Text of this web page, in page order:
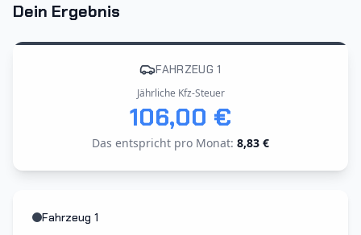
Dein Ergebnis
FAHRZEUG 1
Jährliche Kfz-Steuer
106,00 €
Das entspricht pro Monat: 8,83 €
Fahrzeug 1